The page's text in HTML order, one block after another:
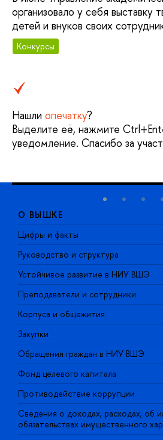
организовало у себя выставку
детей и внуков своих
Конкурсы
Нашли опечатку?
Выделите её, нажмите
уведомление. Спасибо за
О ВЫШКЕ
Цифры и факты
Руководство и структура
Устойчивое развитие в НИУ ВШЭ
Преподаватели и сотрудники
Корпуса и общежития
Закупки
Обращения граждан в НИУ ВШЭ
Фонд целевого капитала
Противодействие коррупции
Сведения о доходах, расходах, об
обязательствах имущественного